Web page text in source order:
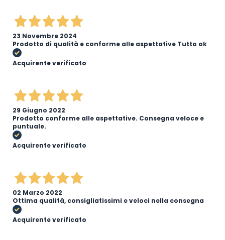
23 Novembre 2024
Prodotto di qualità e conforme alle aspettative Tutto ok
Acquirente verificato
29 Giugno 2022
Prodotto conforme alle aspettative. Consegna veloce e
puntuale.
Acquirente verificato
02 Marzo 2022
Ottima qualità, consigliatissimi e veloci nella consegna
Acquirente verificato